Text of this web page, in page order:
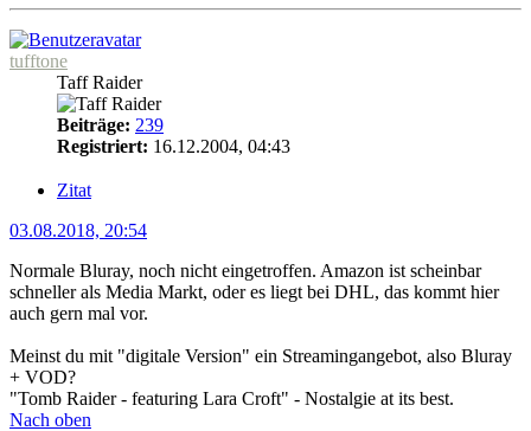
tufftone
Taff Raider
Beiträge: 239
Registriert: 16.12.2004, 04:43
Zitat
03.08.2018, 20:54
Normale Bluray, noch nicht eingetroffen. Amazon ist scheinbar
schneller als Media Markt, oder es liegt bei DHL, das kommt hier
auch gern mal vor.
Meinst du mit "digitale Version" ein Streamingangebot, also Bluray
+ VOD?
"Tomb Raider - featuring Lara Croft" - Nostalgie at its best.
Nach oben